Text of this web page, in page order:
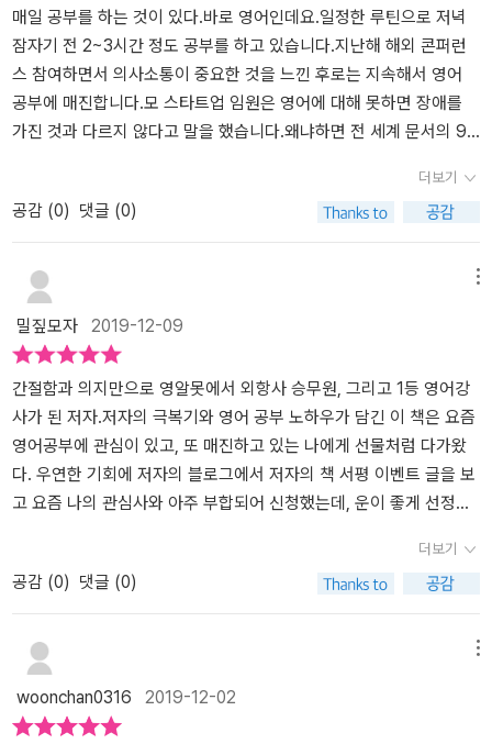
치가 212cm에 도달해야하는데 그에 미치지 못했어요. 불합격 위기
에서 그동안 힘들었던 과정을 듣고 면접관도 감동을 받았던 듯 합니
다. 스리랑카로 가는 비행기에서 우리나라 국무총리의 통역을 맡게
되었을때 무척 긴장했지만 그동안 외워지지 않던 10가지 와인종류가
입에서 술술 나오고 뜻밖에 매우 성공적으로 일을 완수했다고 해
좋은 결과를 얻을 수 있다는 교훈을 갖게 되었습니다. p.85<저자의
영어 공부법> p.142-1461. 닥치는 대로 영어를 받아들여야 한다2.
모르는 단어 뜻을 최대한 영어로 정의해 보자3. 일상을 영어로 표현
해본다영어는 습관이다. 영어는 공부하기보다 익숙해지기가 맞다.<
영어 필살기> p.1521. 뻔뻔해지기2. 독학하지 않기3. 배경지식 갖추
기영어는 모국어가 아니니 상대방이 내 말을 못 알아들어도 자신감을
잃어선 안된다고 합니다. 미국식 영어를 주로 배우는 우리와 달리 카
타르에선 영국식 영어를 쓴답니다. 예를 들어 바지를 pants가 아닌 tr
ouser라고 하는 거죠. 영어를 안다고 해도 산 넘어 산이라 여겨질 때
가 온다고 해요. 저자는 지금도 계속 영어고부를 하고 배운다고 하고
요. 승무원을 지원하는 사람들에게 영어가 완벽해지길 바라지 말고
계획을 세워 실천하라고 해요. 시간이 없어서 영어 공부를 못한다는
밸브가 잠겨 산소 부족으로 승객과 승무원들이 하마트면 큰 위기를
맞을 뻔하여 급히 착륙하게 된 아찔한 순간도 있었어요. 이렇게 수많
은 승객들의 생명을 책임지는 승무원이라는 직업의 특별한 경험담도
있어서 좋았습니다. 승무원의 면접스킬도 담아 승무원을 꿈꾸거나 외
국계 회사에 면접을 볼 필요가 있는 사람에게도 도움이 될 내용입니
다.*예스24 리뷰어클럽 서평단 자격으로 작성한 리뷰입니다.
매일 공부를 하는 것이 있다.바로 영어인데요.일정한 루틴으로 저녁
잠자기 전 2~3시간 정도 공부를 하고 있습니다.지난해 해외 콘퍼런
스 참여하면서 의사소통이 중요한 것을 느낀 후로는 지속해서 영어
공부에 매진합니다.모 스타트업 임원은 영어에 대해 못하면 장애를
가진 것과 다르지 않다고 말을 했습니다.왜냐하면 전 세계 문서의 9
는 분들도 많을 것입니다.하지만, 나이가 한살 두살 쌓여가는 가운데
영어는 필수라는 게 뼈저리게 깨닫고 있습니다.영어 강사가 된 분의
책을 읽게 됐습니다.'영알못, 외항사 승무원&1등 영어강사 된 공부
법'이란 책인데요.저자는 외국 항공사의 경력과 자신만의 영어 공부
법을 정리한 책입니다.그럼 하나씩 알아보도록 하겠습니다.1) 아웃풋
을 늘려라영어는 인풋을 늘려야 아웃풋도 늘릴 수 있습니다.토익 60
0점이었던 저자도 “How are you”라는 질문에 쉽게 대답할 수 없었
다고 합니다.영어 공부를 많이 했지만, 영어로 말하기 어려워하는 경
우도 많습니다.저자는 일본 연수를 마치고 돌아오던 날 승무원을 보
면서 항공사 승무원이 되기로 마음먹었습니다.마음먹은 후 외국 항공
사에 취업을 하려 했지만 면접부터 영어로 시작해야 하므로 영어 회
화 문제가 큰 걸림돌이 됐습니다.저자는 첫 면접을 보면서 비록 실패
에 대한 인풋과 함께 말하는 연습도 늘리면서 자신감을 가질 수 있습
니다.2) 모국어를 잘해야 영어도 잘한다영어도 잘하려면 모국어도 잘
알아야 잘 할 수 있습니다.한국인이 한 명도 없는 카타르에서 살아남
으려면 오직 영어로만 말해야 가능했습니다.모국어로 구사 가능한 언
어가 영어로도 말을 할 수 있기 때문에 모국어도 중요합니다.모국어
작문이 먼저 수행되고 영어를 공부하면 영어의 작문 실력도 늘어나게
됩니다.그래서 먼저 학습하기 쉬운 모국어를 학습을 영어와 함께하면
더보기
공감 (0) 댓글 (0)
밀짚모자 2019-12-09
간절함과 의지만으로 영알못에서 외항사 승무원, 그리고 1등 영어강
사가 된 저자.저자의 극복기와 영어 공부 노하우가 담긴 이 책은 요즘
영어공부에 관심이 있고, 또 매진하고 있는 나에게 선물처럼 다가왔
다. 우연한 기회에 저자의 블로그에서 저자의 책 서평 이벤트 글을 보
고 요즘 나의 관심사와 아주 부합되어 신청했는데, 운이 좋게 선정이
부터 영어공부를 시작하여 최소 10년동안은 영어 교육을 받았는데,
왜 영어로 말하려고만 하면 잘 되지 않을까? 혹시 저자가 얘기하는
'간절함'과 '의지'가 부족해서 그렇지 않을까? 하는 생각을 해봤다. 저
자는 생명공학이 전공이지만, 일본에서의 전공 연수 시절, 세상에 대
한 호기심을 계기로 항공사 승무원이 되기로 결심했다. 지금까지 배
워온 학문과는 전혀 다른 방향으로 진로를 바꾸는 것도 쉽지 않았을
텐데, 저자는 그런 길을 선택했다. 그리고 다른 경쟁자들보다 늦게 시
더보기
공감 (0) 댓글 (0)
woonchan0316 2019-12-02